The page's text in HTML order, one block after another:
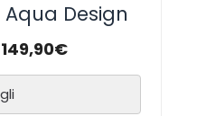
Design
149,90€